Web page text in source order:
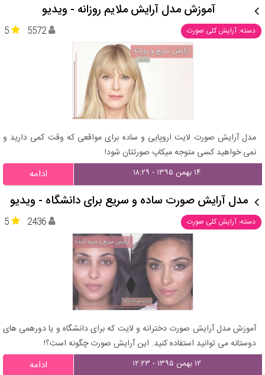
آموزش مدل آرایش ملایم روزانه - ویدیو
دسته: آرایش کلی صورت 5 5572
مدل آرایش صورت لایت اروپایی و ساده برای مواقعی که وقت کمی دارید و
نمی خواهید کسی متوجه میکاپ صورتتان شود!
۱۴ بهمن ۱۳۹۵ - ۱۸:۲۹ ادامه
مدل آرایش صورت ساده و سریع برای دانشگاه - ویدیو
دسته: آرایش کلی صورت 5 2436
آموزش مدل آرایش صورت دخترانه و لایت که برای دانشگاه و یا دورهمی های
دوستانه می توانید استفاده کنید. این آرایش صورت چگونه است؟!
۱۲ بهمن ۱۳۹۵ - ۱۲:۲۳ ادامه